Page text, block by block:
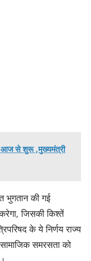
आज से शुरू ,मुख्यमंत्री
भुगतान की गई
जिसकी किश्तें
के ये निर्णय राज्य
समरसता को